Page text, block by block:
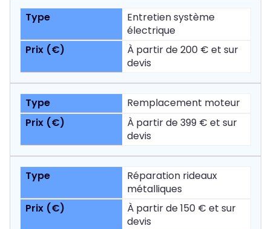
Entretien système
électrique
À partir de 200 € et sur
devis
Remplacement moteur
À partir de 399 € et sur
devis
Réparation rideaux
métalliques
À partir de 150 € et sur
devis